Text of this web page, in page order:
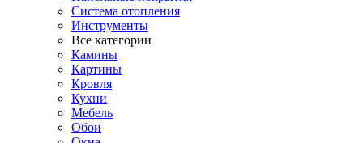
Система отопления
Инструменты
Все категории
Камины
Картины
Кровля
Кухни
Мебель
Обои